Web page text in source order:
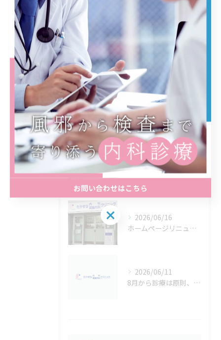
訪問診療
大腸カメラ
施設基準および加算に関するご案内
最近の投稿 Recent Posts
2026/07/06
夏に向けた準備が始まります！
2026/06/16
ホームページリニューアルのお知らせします。
2026/06/11
8月から診療は原則、予約制に代わります
お問い合わせはこちら